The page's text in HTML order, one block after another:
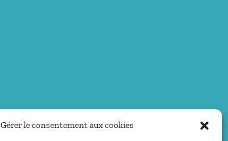
Gérer le consentement aux cookies